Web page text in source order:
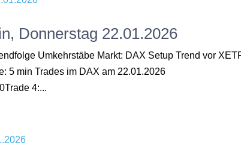
Donnerstag 22.01.2026
Umkehrstäbe Markt: DAX Setup Trend vor
5 min Trades im DAX am 22.01.2026
4:...